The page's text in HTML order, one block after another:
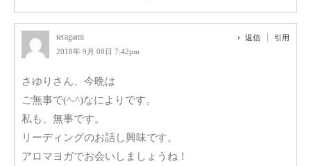
teragami
2018年 9月 08日 7:42pm
返信 引用
さゆりさん、今晩は
ご無事で(^-^)なによりです。
私も、無事です。
リーディングのお話し興味です。
アロマヨガでお会いしましょうね！